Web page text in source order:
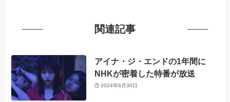
関連記事
アイナ・ジ・エンドの1年間に
NHKが密着した特番が放送
2024年6月30日